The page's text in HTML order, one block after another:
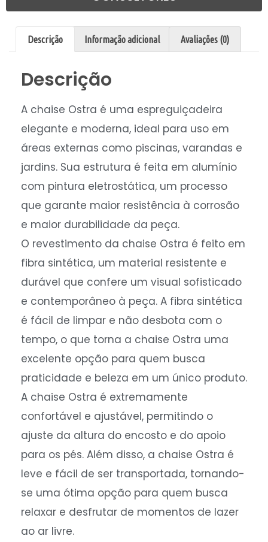
Descrição Informação adicional Avaliações (0)
Descrição
A chaise Ostra é uma espreguiçadeira
elegante e moderna, ideal para uso em
áreas externas como piscinas, varandas e
jardins. Sua estrutura é feita em alumínio
com pintura eletrostática, um processo
que garante maior resistência à corrosão
e maior durabilidade da peça.
O revestimento da chaise Ostra é feito em
fibra sintética, um material resistente e
durável que confere um visual sofisticado
e contemporâneo à peça. A fibra sintética
é fácil de limpar e não desbota com o
tempo, o que torna a chaise Ostra uma
excelente opção para quem busca
praticidade e beleza em um único produto.
A chaise Ostra é extremamente
confortável e ajustável, permitindo o
ajuste da altura do encosto e do apoio
para os pés. Além disso, a chaise Ostra é
leve e fácil de ser transportada, tornando-
se uma ótima opção para quem busca
relaxar e desfrutar de momentos de lazer
ao ar livre.